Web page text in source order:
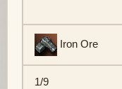
Iron Ore
1/9